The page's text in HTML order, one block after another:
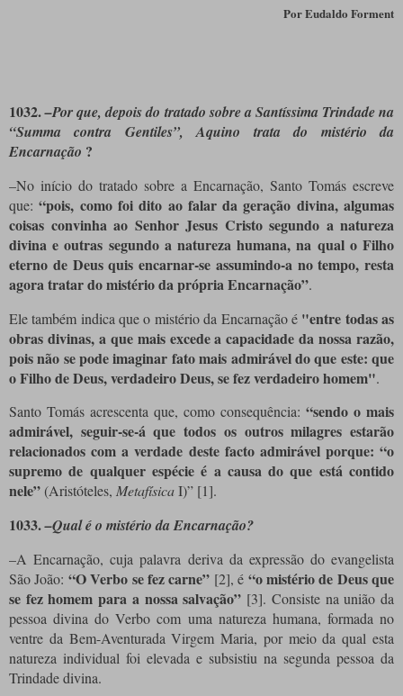
PorEudaldo Forment
1032.–Por que, depois do tratado sobre a Santíssima Trindade na
“Summa contra Gentiles”, Aquino trata do mistério da
Encarnação ?
–No início do tratado sobre a Encarnação, Santo Tomás escreve
que:“pois, como foi dito ao falar da geração divina, algumas
coisas convinha ao Senhor Jesus Cristo segundo a natureza
divina e outras segundo a natureza humana, na qual o Filho
eterno de Deus quis encarnar-se assumindo-a no tempo, resta
agora tratar do mistério da própria Encarnação”.
Ele também indica que o mistério da Encarnação é "entre todas as
obras divinas, a que mais excede a capacidade da nossa razão,
pois não se pode imaginar fato mais admirável do que este: que
o Filho de Deus, verdadeiro Deus, se fez verdadeiro homem".
Santo Tomás acrescenta que, como consequência: “sendo o mais
admirável, seguir-se-á que todos os outros milagres estarão
relacionados com a verdade deste facto admirável porque: “o
supremo de qualquer espécie é a causa do que está contido
nele” (Aristóteles, MetafísicaI)” [1].
1033.–Qual é o mistério da Encarnação?
–A Encarnação, cuja palavra deriva da expressão do evangelista
São João: “O Verbo se fez carne” [2], é “o mistério de Deus que
se fez homem para a nossa salvação” [3]. Consiste na união da
pessoa divina do Verbo com uma natureza humana, formada no
ventre da Bem-Aventurada Virgem Maria, por meio da qual esta
natureza individual foi elevada e subsistiu na segunda pessoa da
Trindade divina.